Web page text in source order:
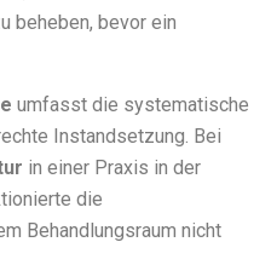
beheben, bevor ein
umfasst die systematische
Instandsetzung. Bei
in einer Praxis in der
die
Behandlungsraum nicht